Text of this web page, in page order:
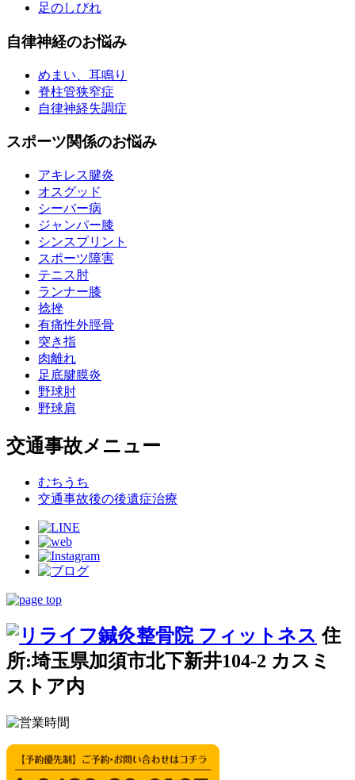
足のしびれ
自律神経のお悩み
めまい、耳鳴り
脊柱管狭窄症
自律神経失調症
スポーツ関係のお悩み
アキレス腱炎
オスグッド
シーバー病
ジャンパー膝
シンスプリント
スポーツ障害
テニス肘
ランナー膝
捻挫
有痛性外脛骨
突き指
肉離れ
足底腱膜炎
野球肘
野球肩
交通事故メニュー
むちうち
交通事故後の後遺症治療
住
所:埼玉県加須市北下新井104-2 カスミ
ストア内